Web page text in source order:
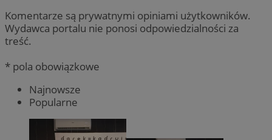
Komentarze są prywatnymi opiniami użytkowników.
Wydawca portalu nie ponosi odpowiedzialności za
treść.
* pola obowiązkowe
Najnowsze
Popularne